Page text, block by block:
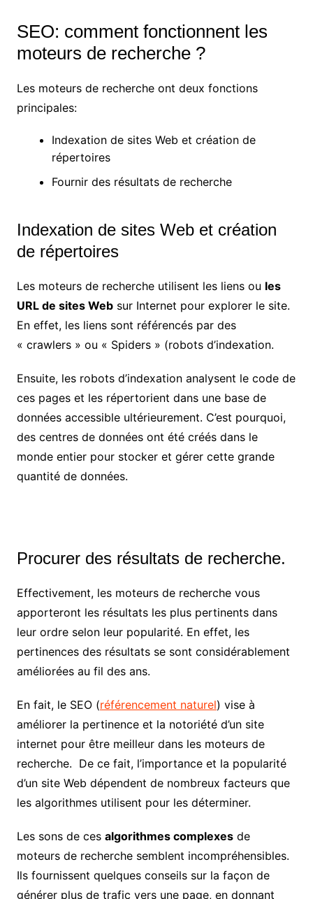
SEO: comment fonctionnent les
moteurs de recherche ?
Les moteurs de recherche ont deux fonctions
principales:
Indexation de sites Web et création de
répertoires
Fournir des résultats de recherche
Indexation de sites Web et création
de répertoires
Les moteurs de recherche utilisent les liens ou les
URL de sites Websur Internet pour explorer le site.
En effet, les liens sont référencés par des
« crawlers » ou « Spiders » (robots d’indexation.
Ensuite, les robots d’indexation analysent le code de
ces pages et les répertorient dans une base de
données accessible ultérieurement. C’est pourquoi,
des centres de données ont été créés dans le
monde entier pour stocker et gérer cette grande
quantité de données.
Procurer des résultats de recherche.
Effectivement, les moteurs de recherche vous
apporteront les résultats les plus pertinents dans
leur ordre selon leur popularité. En effet, les
pertinences des résultats se sont considérablement
améliorées au fil des ans.
En fait, le SEO (référencement naturel) vise à
améliorer la pertinence et la notoriété d’un site
internet pour être meilleur dans les moteurs de
recherche. De ce fait, l’importance et la popularité
d’un site Web dépendent de nombreux facteurs que
les algorithmes utilisent pour les déterminer.
Les sons de ces algorithmes complexesde
moteurs de recherche semblent incompréhensibles.
Ils fournissent quelques conseils sur la façon de
générer plus de trafic vers une page, en donnant